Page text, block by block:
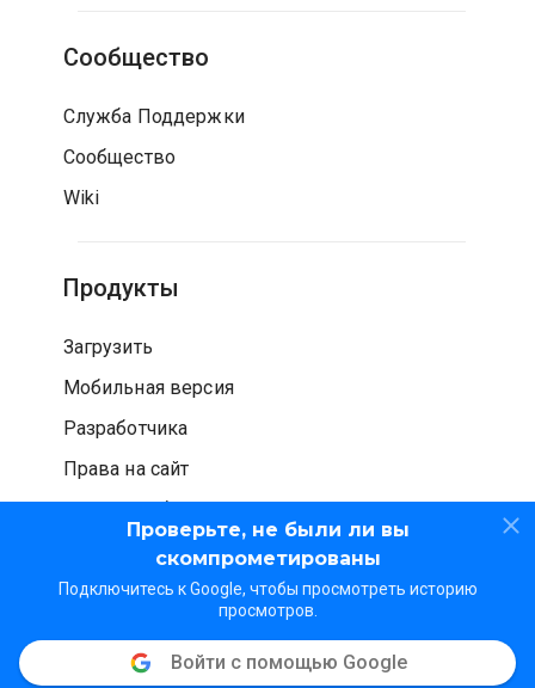
Проверьте, не были ли вы
скомпрометированы
Подключитесь к Google, чтобы просмотреть историю
просмотров.
Войти с помощью Google
Сообщество
Служба Поддержки
Сообщество
Wiki
Продукты
Загрузить
Мобильная версия
Разработчика
Права на сайт
Проверка безопасности
© WOT Services LP. Все права защищены